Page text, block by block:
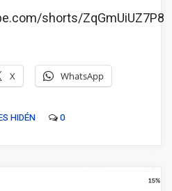
shorts/ZqGmUiUZ7P8
X WhatsApp
HIDÉN 0